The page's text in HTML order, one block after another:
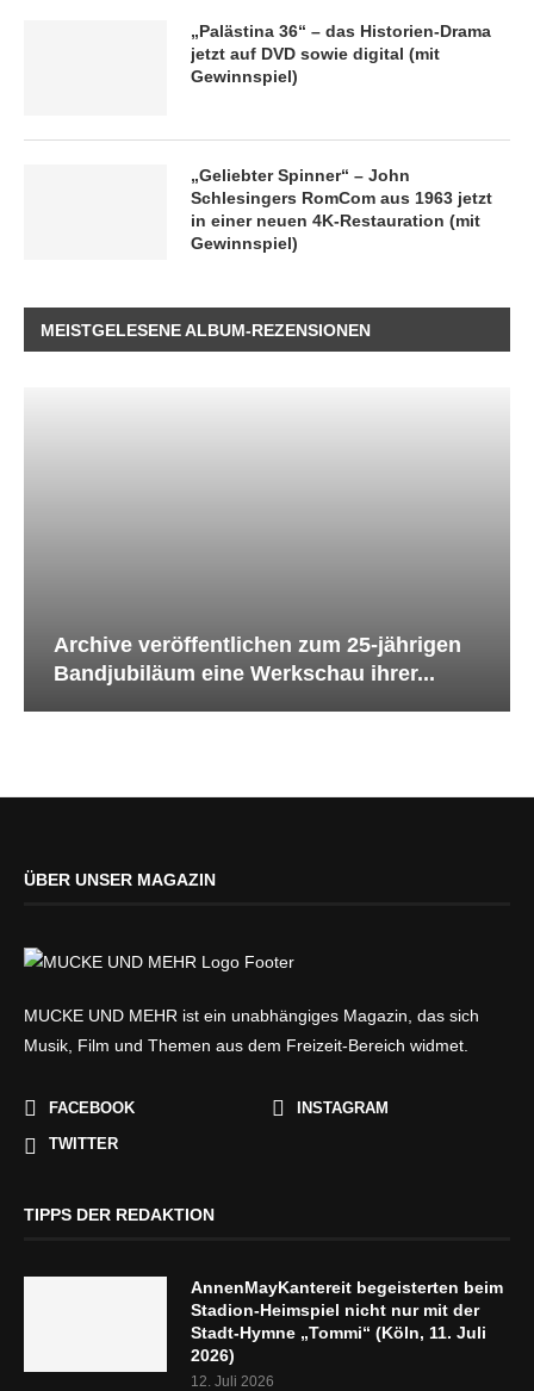
„Palästina 36“ – das Historien-Drama
jetzt auf DVD sowie digital (mit
Gewinnspiel)
„Geliebter Spinner“ – John
Schlesingers RomCom aus 1963 jetzt
in einer neuen 4K-Restauration (mit
Gewinnspiel)
MEISTGELESENE ALBUM-REZENSIONEN
Archive veröffentlichen zum 25-jährigen
Bandjubiläum eine Werkschau ihrer...
ÜBER UNSER MAGAZIN
MUCKE UND MEHR ist ein unabhängiges Magazin, das sich
Musik, Film und Themen aus dem Freizeit-Bereich widmet.
FACEBOOK
INSTAGRAM
TWITTER
TIPPS DER REDAKTION
AnnenMayKantereit begeisterten beim
Stadion-Heimspiel nicht nur mit der
Stadt-Hymne „Tommi“ (Köln, 11. Juli
2026)
12. Juli 2026